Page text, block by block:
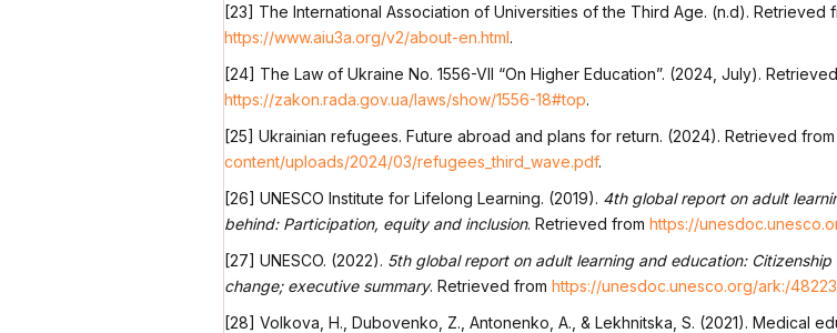
[23] The International Association of Universities of the Third Age. (n.d). Retrieved
https://www.aiu3a.org/v2/about-en.html.
[24] The Law of Ukraine No. 1556-VII “On Higher Education”. (2024, July).
https://zakon.rada.gov.ua/laws/show/1556-18#top.
[25] Ukrainian refugees. Future abroad and plans for return. (2024). Retrieved from
content/uploads/2024/03/refugees_third_wave.pdf.
[26] UNESCO Institute for Lifelong Learning. (2019). 4th global report on adult
behind: Participation, equity and inclusion. Retrieved from https://
[27] UNESCO. (2022). 5th global report on adult learning and education:
change; executive summary. Retrieved from https://unesdoc.unesco.org/ark:/
[28] Volkova, H., Dubovenko, Z., Antonenko, A., & Lekhnitska, S. (2021). Medical